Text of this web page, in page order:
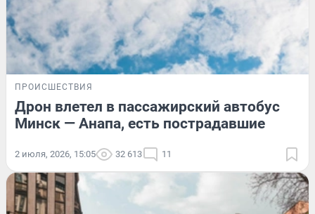
ПРОИСШЕСТВИЯ
Дрон влетел в пассажирский автобус
Минск — Анапа, есть пострадавшие
2 июля, 2026, 15:05 32 613 11